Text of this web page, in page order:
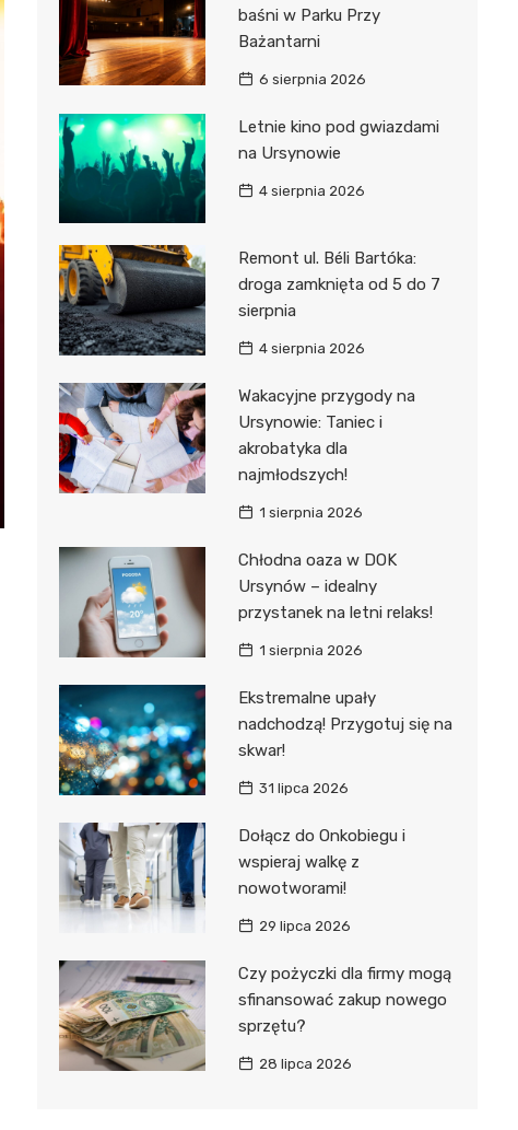
baśni w Parku Przy
Bażantarni
6 sierpnia 2026
Letnie kino pod gwiazdami
na Ursynowie
4 sierpnia 2026
Remont ul. Béli Bartóka:
droga zamknięta od 5 do 7
sierpnia
4 sierpnia 2026
Wakacyjne przygody na
Ursynowie: Taniec i
akrobatyka dla
najmłodszych!
1 sierpnia 2026
Chłodna oaza w DOK
Ursynów – idealny
przystanek na letni relaks!
1 sierpnia 2026
Ekstremalne upały
nadchodzą! Przygotuj się na
skwar!
31 lipca 2026
Dołącz do Onkobiegu i
wspieraj walkę z
nowotworami!
29 lipca 2026
Czy pożyczki dla firmy mogą
sfinansować zakup nowego
sprzętu?
28 lipca 2026